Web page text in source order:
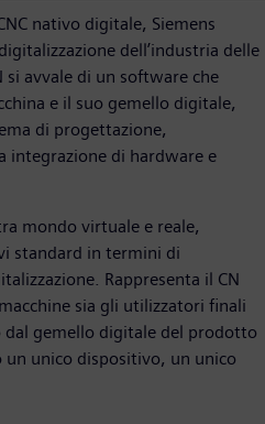
nativo digitale, Siemens
dell’industria delle
si avvale di un software che
e il suo gemello digitale,
di progettazione,
integrazione di hardware e
mondo virtuale e reale,
standard in termini di
Rappresenta il CN
sia gli utilizzatori finali
gemello digitale del prodotto
unico dispositivo, un unico